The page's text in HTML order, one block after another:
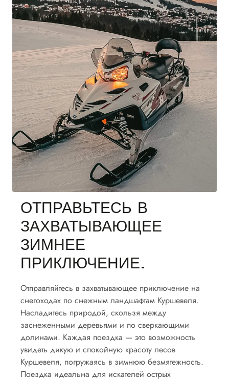
ОТПРАВЬТЕСЬ В
ЗАХВАТЫВАЮЩЕЕ
ЗИМНЕЕ
ПРИКЛЮЧЕНИЕ.
Отправляйтесь в захватывающее приключение на
снегоходах по снежным ландшафтам Куршевеля.
Насладитесь природой, скользя между
заснеженными деревьями и по сверкающими
долинами. Каждая поездка — это возможность
увидеть дикую и спокойную красоту лесов
Куршевеля, погружаясь в зимнюю безмятежность.
Поездка идеальна для искателей острых